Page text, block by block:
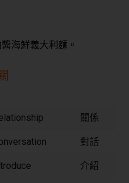
海鮮義大利麵。
關係
對話
介紹